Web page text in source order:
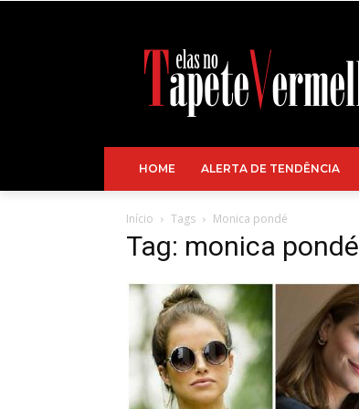
HOME ALERTA DE TENDÊNCIA
Início Tags Monica pondé
Tag: monica pondé